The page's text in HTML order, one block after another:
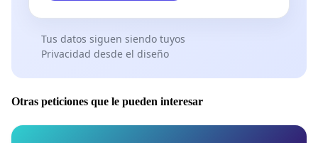
Tus datos siguen siendo tuyos
Privacidad desde el diseño
Otras peticiones que le pueden interesar